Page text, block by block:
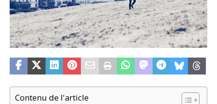
Contenu de l'article